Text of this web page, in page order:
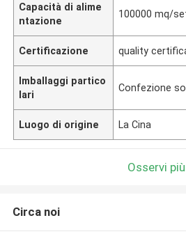
Capacità di alime
ntazione
100000 mq/
Certificazione quality
Imballaggi partico
lari
Confezione
Luogo di origine La Cina
Osservi più
Circa noi